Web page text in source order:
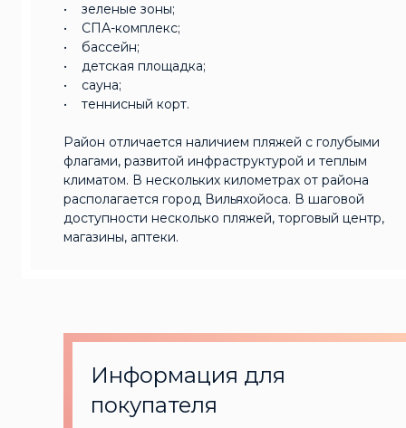
• зеленые зоны;
• СПА-комплекс;
• бассейн;
• детская площадка;
• сауна;
• теннисный корт.
Район отличается наличием пляжей с голубыми
флагами, развитой инфраструктурой и теплым
климатом. В нескольких километрах от района
располагается город Вильяхойоса. В шаговой
доступности несколько пляжей, торговый центр,
магазины, аптеки.
Информация для
покупателя